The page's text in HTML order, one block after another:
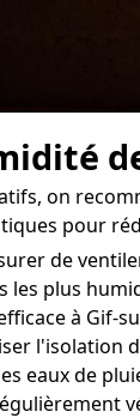
on
pour
de
les plus
à Gif-
l'isolation
eaux de